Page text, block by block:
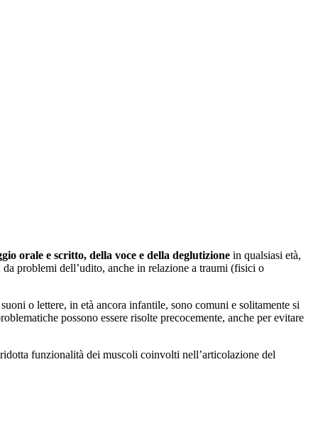
orale e scritto, della voce e della deglutizione in qualsiasi età,
problemi dell’udito, anche in relazione a traumi (fisici o
o lettere, in età ancora infantile, sono comuni e solitamente si
possono essere risolte precocemente, anche per evitare
funzionalità dei muscoli coinvolti nell’articolazione del